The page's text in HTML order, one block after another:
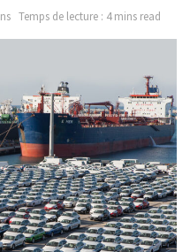
Temps de lecture : 4 mins read